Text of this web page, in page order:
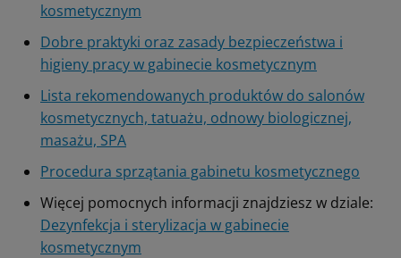
kosmetycznym
Dobre praktyki oraz zasady bezpieczeństwa i
higieny pracy w gabinecie kosmetycznym
Lista rekomendowanych produktów do salonów
kosmetycznych, tatuażu, odnowy biologicznej,
masażu, SPA
Procedura sprzątania gabinetu kosmetycznego
Więcej pomocnych informacji znajdziesz w dziale:
Dezynfekcja i sterylizacja w gabinecie
kosmetycznym